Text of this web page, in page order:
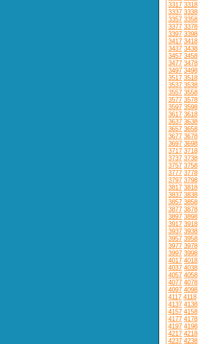
3317 3318
3337 3338
3357 3358
3377 3378
3397 3398
3417 3418
3437 3438
3457 3458
3477 3478
3497 3498
3517 3518
3537 3538
3557 3558
3577 3578
3597 3598
3617 3618
3637 3638
3657 3658
3677 3678
3697 3698
3717 3718
3737 3738
3757 3758
3777 3778
3797 3798
3817 3818
3837 3838
3857 3858
3877 3878
3897 3898
3917 3918
3937 3938
3957 3958
3977 3978
3997 3998
4017 4018
4037 4038
4057 4058
4077 4078
4097 4098
4117 4118
4137 4138
4157 4158
4177 4178
4197 4198
4217 4218
4237 4238